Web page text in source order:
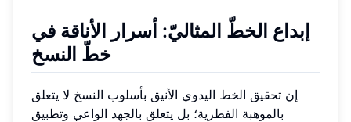
إبداع الخطّ المثاليّ: أسرار الأناقة في
خطّ النسخ
إن تحقيق الخط اليدوي الأنيق بأسلوب النسخ لا يتعلق
بالموهبة الفطرية؛ بل يتعلق بالجهد الواعي وتطبيق